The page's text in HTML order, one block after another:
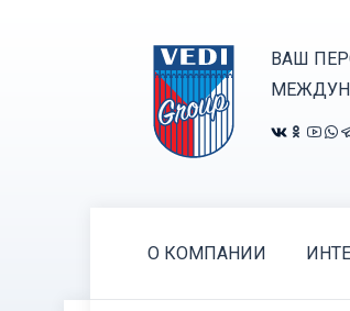
ВАШ
О КОМПАНИИ